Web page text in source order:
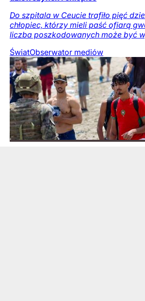
Do szpitala w Ceucie trafiło pięć
chłopiec, którzy mieli paść ofiarą
liczba poszkodowanych może być
ŚwiatObserwator mediów